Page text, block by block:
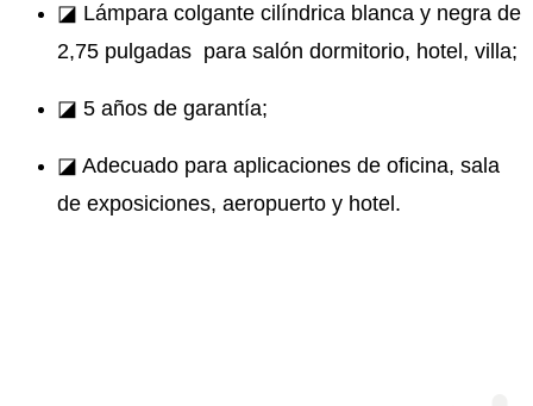
◪ Lámpara colgante cilíndrica blanca y negra de
2,75 pulgadas para salón dormitorio, hotel, villa;
◪ 5 años de garantía;
◪ Adecuado para aplicaciones de oficina, sala
de exposiciones, aeropuerto y hotel.